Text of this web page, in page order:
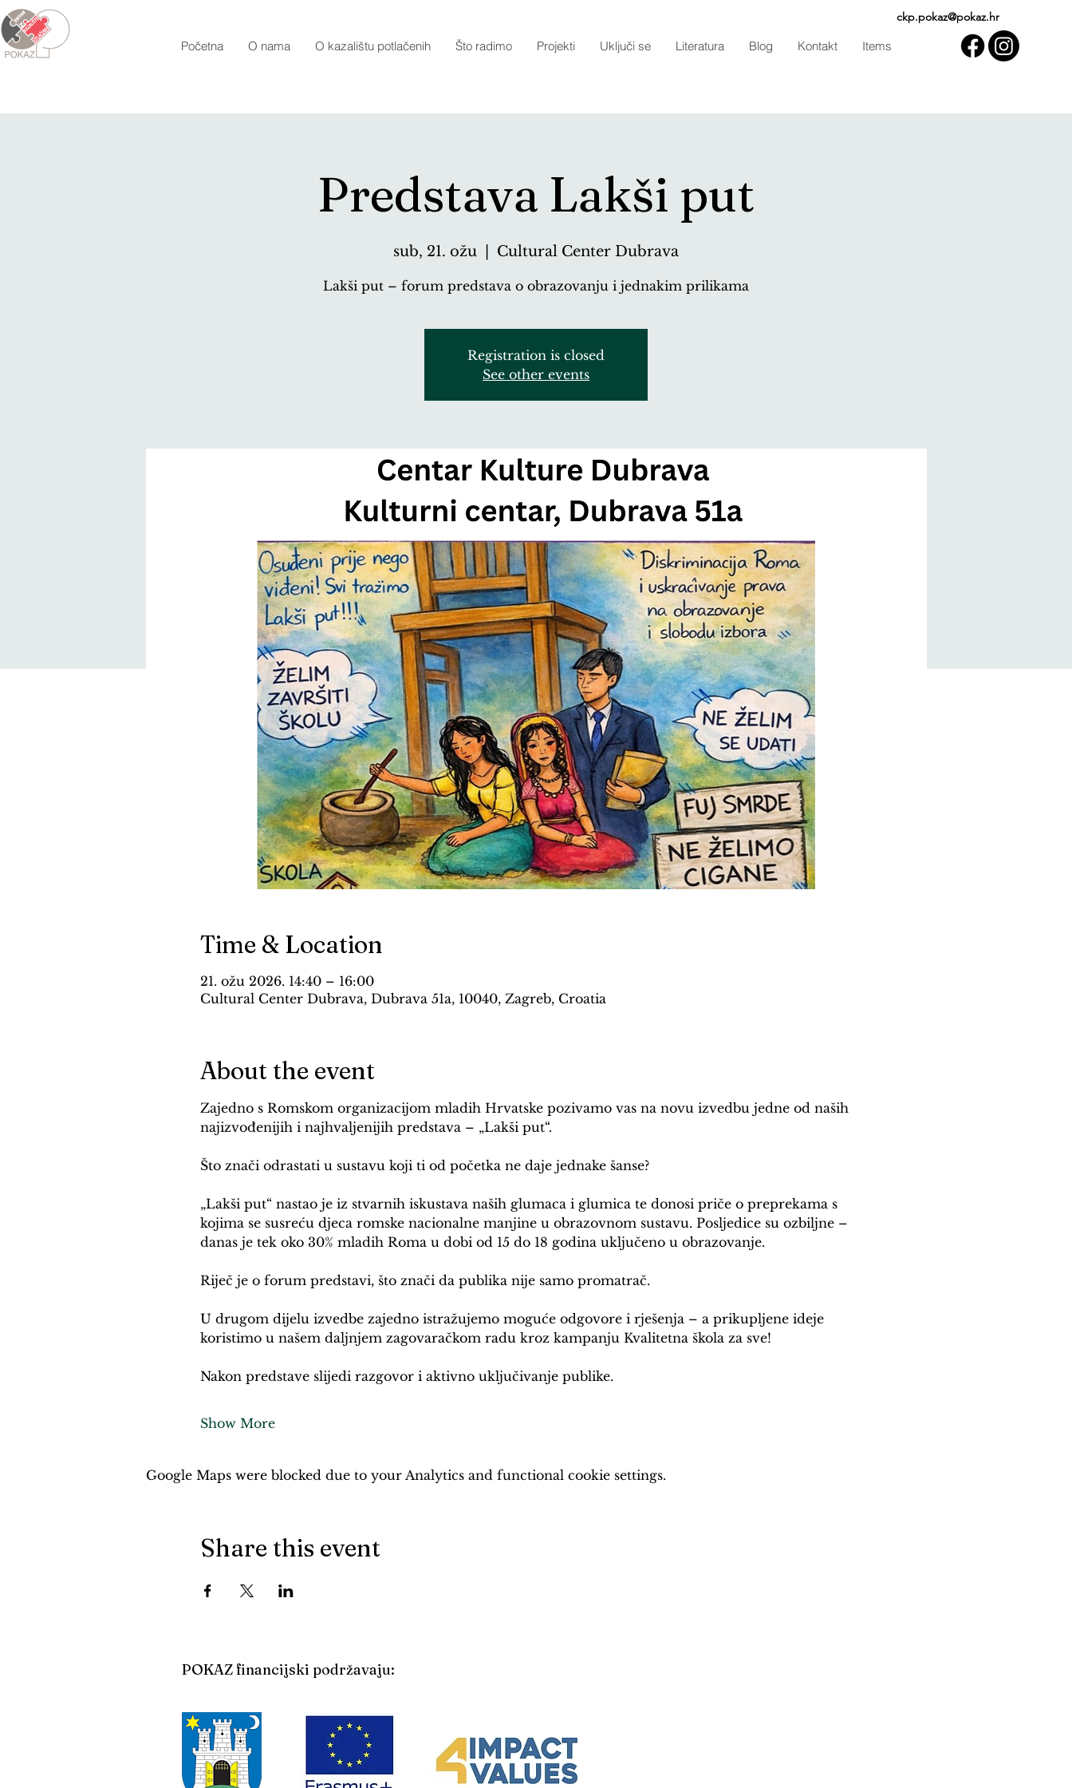
ckp.pokaz@pokaz.hr
Početna O nama O kazalištu potlačenih Što radimo Projekti Uključi se Literatura Blog Kontakt Items
Predstava Lakši put
sub, 21. ožu Cultural Center Dubrava
Lakši put – forum predstava o obrazovanju i jednakim prilikama
Registration is closed
See other events
Time & Location
21. ožu 2026. 14:40 – 16:00
Cultural Center Dubrava, Dubrava 51a, 10040, Zagreb, Croatia
About the event
Zajedno s Romskom organizacijom mladih Hrvatske pozivamo vas na novu izvedbu jedne od naših
najizvođenijih i najhvaljenijih predstava – „Lakši put“.
Što znači odrastati u sustavu koji ti od početka ne daje jednake šanse?
„Lakši put“ nastao je iz stvarnih iskustava naših glumaca i glumica te donosi priče o preprekama s
kojima se susreću djeca romske nacionalne manjine u obrazovnom sustavu. Posljedice su ozbiljne –
danas je tek oko 30% mladih Roma u dobi od 15 do 18 godina uključeno u obrazovanje.
Riječ je o forum predstavi, što znači da publika nije samo promatrač.
U drugom dijelu izvedbe zajedno istražujemo moguće odgovore i rješenja – a prikupljene ideje
koristimo u našem daljnjem zagovaračkom radu kroz kampanju Kvalitetna škola za sve!
Nakon predstave slijedi razgovor i aktivno uključivanje publike.
Show More
Google Maps were blocked due to your Analytics and functional cookie settings.
Share this event
POKAZ financijski podržavaju: